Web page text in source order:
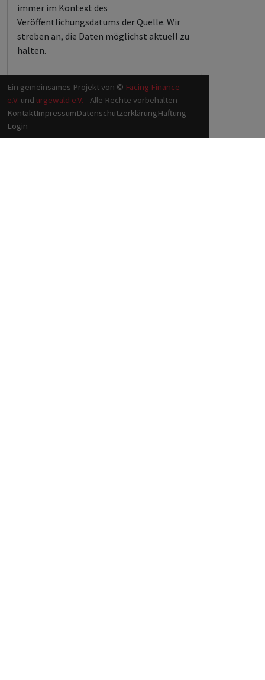
immer im Kontext des
Veröffentlichungsdatums der Quelle. Wir
streben an, die Daten möglichst aktuell zu
halten.
Ein gemeinsames Projekt von © Facing Finance
e.V. und urgewald e.V. - Alle Rechte vorbehalten
KontaktImpressumDatenschutzerklärungHaftung
Login